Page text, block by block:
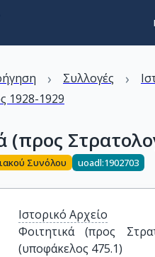
› Συλλογές ›
1928-1929
(προς
Συνόλου uoadl:1902703
Ιστορικό Αρχείο
Φοιτητικά (προς
(υποφάκελος 475.1)